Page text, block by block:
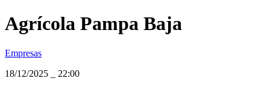
Agrícola Pampa Baja
Empresas
18/12/2025
22:00